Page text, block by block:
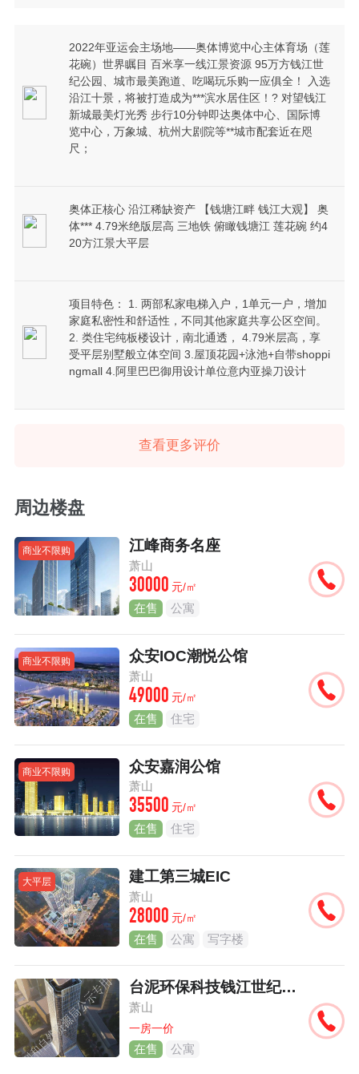
2022年亚运会主场地——奥体博览中心主体育场（莲
花碗）世界瞩目 百米享一线江景资源 95万方钱江世
纪公园、城市最美跑道、吃喝玩乐购一应俱全！ 入选
沿江十景，将被打造成为***滨水居住区！? 对望钱江
新城最美灯光秀 步行10分钟即达奥体中心、国际博
览中心，万象城、杭州大剧院等**城市配套近在咫
尺；
奥体正核心 沿江稀缺资产 【钱塘江畔 钱江大观】 奥
体*** 4.79米绝版层高 三地铁 俯瞰钱塘江 莲花碗 约4
20方江景大平层
项目特色： 1. 两部私家电梯入户，1单元一户，增加
家庭私密性和舒适性，不同其他家庭共享公区空间。
2. 类住宅纯板楼设计，南北通透， 4.79米层高，享
受平层别墅般立体空间 3.屋顶花园+泳池+自带shoppi
ngmall 4.阿里巴巴御用设计单位意内亚操刀设计
查看更多评价
周边楼盘
商业不限购 江峰商务名座
萧山
30000 元/㎡
在售 公寓
商业不限购 众安IOC潮悦公馆
萧山
49000 元/㎡
在售 住宅
商业不限购 众安嘉润公馆
萧山
35500 元/㎡
在售 住宅
大平层 建工第三城EIC
萧山
28000 元/㎡
在售 公寓 写字楼
台泥环保科技钱江世纪城项目
萧山
一房一价
在售 公寓